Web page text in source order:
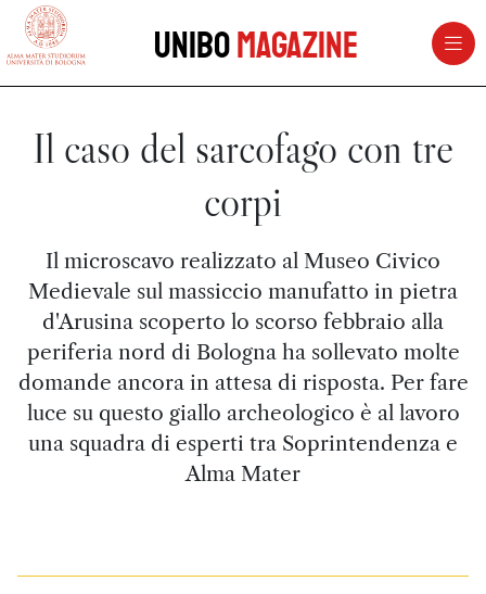
vai al contenuto della pagina
UniboMagazine
Il caso del sarcofago con tre
corpi
Il microscavo realizzato al Museo Civico
Medievale sul massiccio manufatto in pietra
d'Arusina scoperto lo scorso febbraio alla
periferia nord di Bologna ha sollevato molte
domande ancora in attesa di risposta. Per fare
luce su questo giallo archeologico è al lavoro
una squadra di esperti tra Soprintendenza e
Alma Mater